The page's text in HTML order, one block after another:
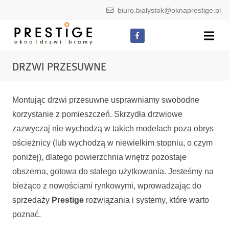
biuro.bialystok@oknaprestige.pl
DRZWI PRZESUWNE
Montując drzwi przesuwne usprawniamy swobodne
korzystanie z pomieszczeń. Skrzydła drzwiowe
zazwyczaj nie wychodzą w takich modelach poza obrys
ościeżnicy (lub wychodzą w niewielkim stopniu, o czym
poniżej), dlatego powierzchnia wnętrz pozostaje
obszerna, gotowa do stałego użytkowania. Jesteśmy na
bieżąco z nowościami rynkowymi, wprowadzając do
sprzedaży Prestige rozwiązania i systemy, które warto
poznać.